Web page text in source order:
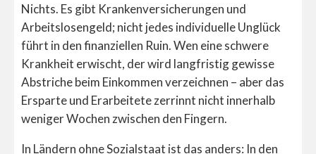
Nichts. Es gibt Krankenversicherungen und
Arbeitslosengeld; nicht jedes individuelle Unglück
führt in den finanziellen Ruin. Wen eine schwere
Krankheit erwischt, der wird langfristig gewisse
Abstriche beim Einkommen verzeichnen – aber das
Ersparte und Erarbeitete zerrinnt nicht innerhalb
weniger Wochen zwischen den Fingern.
In Ländern ohne Sozialstaat ist das anders: In den